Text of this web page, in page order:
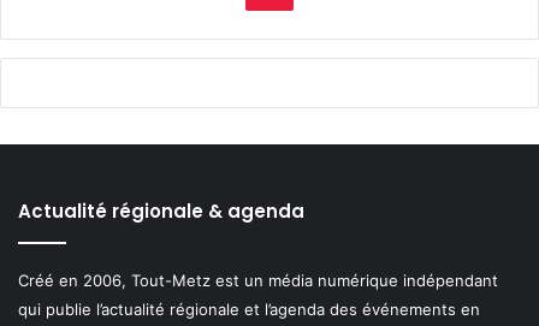
Actualité régionale & agenda
Créé en 2006, Tout-Metz est un média numérique indépendant
qui publie l’actualité régionale et l’agenda des événements en